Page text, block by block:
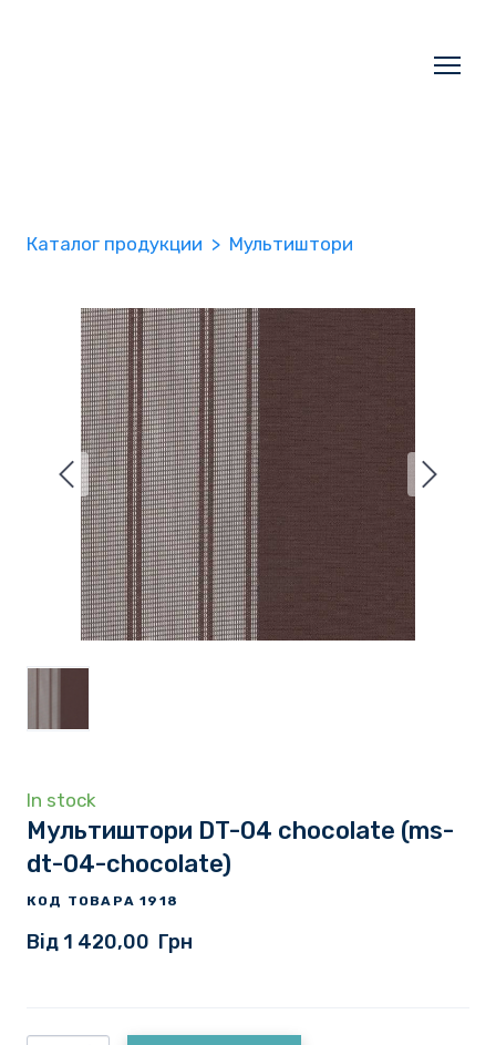
Каталог продукции Мультиштори
In stock
Мультиштори DT-04 chocolate (ms-
dt-04-chocolate)
КОД ТОВАРА 1918
Від 1 420,00  Грн